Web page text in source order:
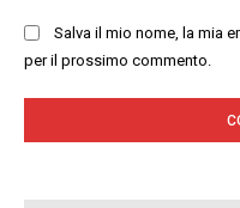
Salva il mio nome, la mia
per il prossimo commento.